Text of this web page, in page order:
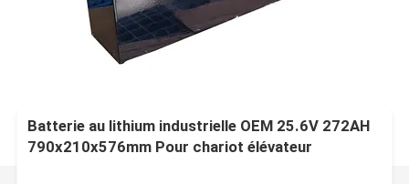
Batterie au lithium industrielle OEM 25.6V 272AH
790x210x576mm Pour chariot élévateur